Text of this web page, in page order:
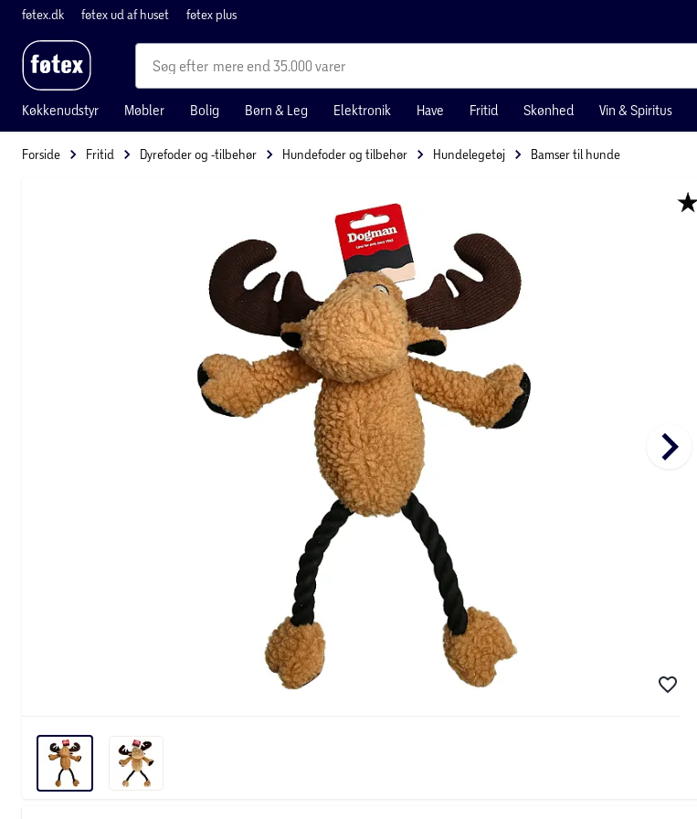
føtex.dk føtex ud af huset føtex plus
mere end 35.000 varer
Køkkenudstyr Møbler Bolig Børn & Leg Elektronik Have Fritid Skønhed Vin & Spiritus
Forside Fritid Dyrefoder og -tilbehør Hundefoder og tilbehør Hundelegetøj Bamser til hunde
keyboard_arrow_right